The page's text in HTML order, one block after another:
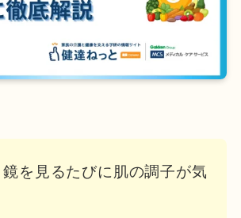
鏡を見るたびに肌の調子が気